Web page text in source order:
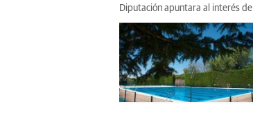
Diputación apuntara al interés